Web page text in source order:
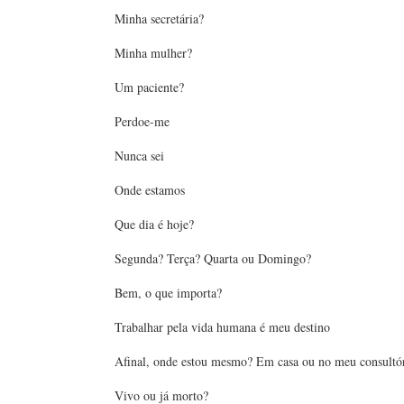
Minha secretária?
Minha mulher?
Um paciente?
Perdoe-me
Nunca sei
Onde estamos
Que dia é hoje?
Segunda? Terça? Quarta ou Domingo?
Bem, o que importa?
Trabalhar pela vida humana é meu destino
Afinal, onde estou mesmo? Em casa ou no meu
Vivo ou já morto?